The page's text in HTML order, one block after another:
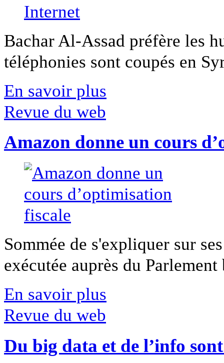
Bachar Al-Assad préfère les
téléphonies sont coupés en
En savoir plus
Revue du web
Amazon donne un cours
Sommée de s'expliquer sur
exécutée auprès du
En savoir plus
Revue du web
Du big data et de l’info